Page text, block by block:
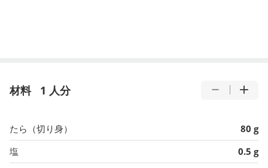
材料 1 人分
たら（切り身）
80 g
塩
0.5 g